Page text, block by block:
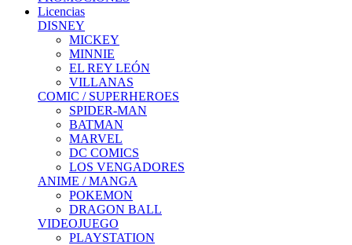
Licencias
DISNEY
MICKEY
MINNIE
EL REY LEÓN
VILLANAS
COMIC / SUPERHEROES
SPIDER-MAN
BATMAN
MARVEL
DC COMICS
LOS VENGADORES
ANIME / MANGA
POKEMON
DRAGON BALL
VIDEOJUEGO
PLAYSTATION